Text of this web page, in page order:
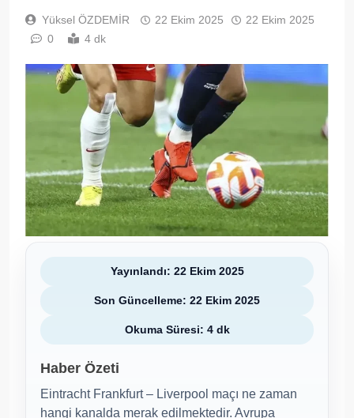
Yüksel ÖZDEMİR 22 Ekim 2025
22 Ekim 2025
0
4 dk
Yayınlandı: 22 Ekim 2025
Son Güncelleme: 22 Ekim 2025
Okuma Süresi: 4 dk
Haber Özeti
Eintracht Frankfurt – Liverpool maçı ne zaman
hangi kanalda merak edilmektedir. Avrupa